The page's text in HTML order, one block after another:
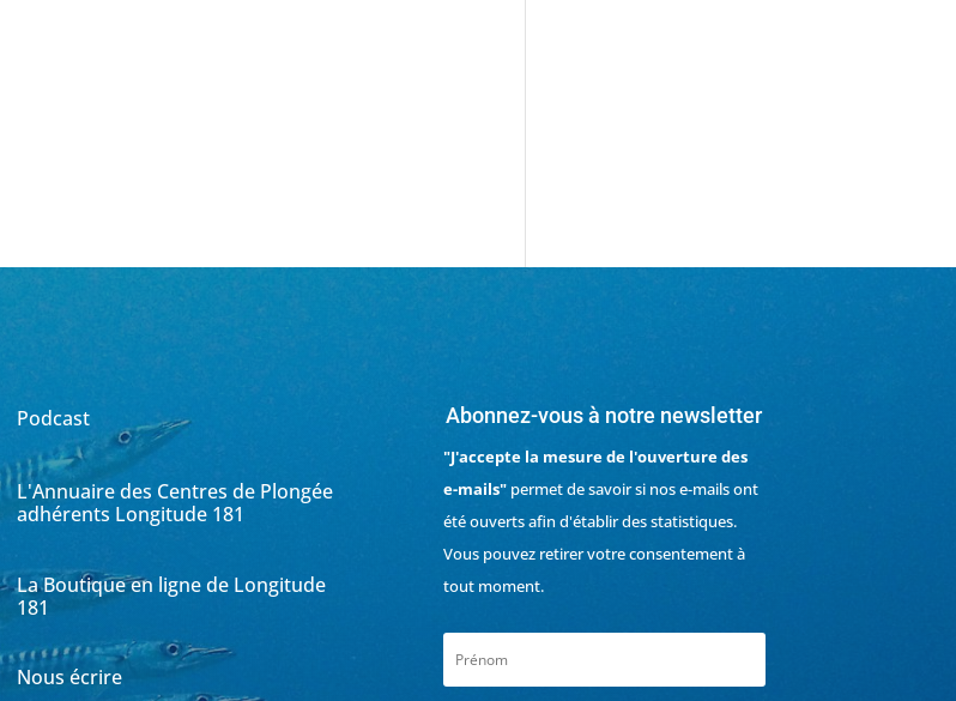
Podcast
L'Annuaire des Centres de Plongée
adhérents Longitude 181
La Boutique en ligne de Longitude
181
Nous écrire
Abonnez-vous à notre newsletter
"J'accepte la mesure de l'ouverture des
e-mails"permet de savoir si nos e-mails ont
été ouverts afin d'établir des statistiques.
Vous pouvez retirer votre consentement à
tout moment.